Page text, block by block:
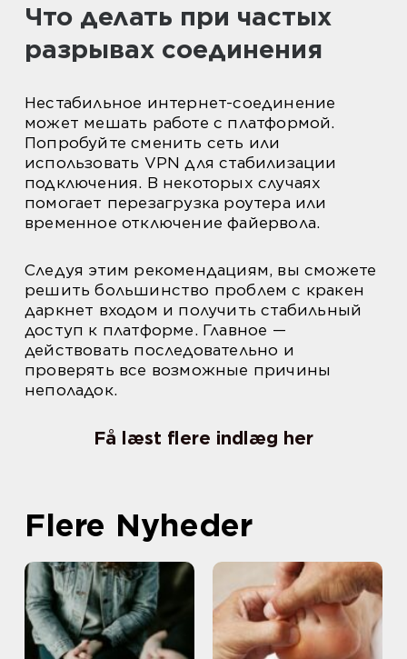
Что делать при частых
разрывах соединения
Нестабильное интернет-соединение
может мешать работе с платформой.
Попробуйте сменить сеть или
использовать VPN для стабилизации
подключения. В некоторых случаях
помогает перезагрузка роутера или
временное отключение файервола.
Следуя этим рекомендациям, вы сможете
решить большинство проблем с кракен
даркнет входом и получить стабильный
доступ к платформе. Главное —
действовать последовательно и
проверять все возможные причины
неполадок.
Få læst flere indlæg her
Flere Nyheder